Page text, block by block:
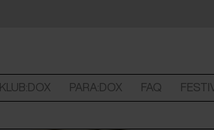
KLUB:DOX PARA:DOX FAQ